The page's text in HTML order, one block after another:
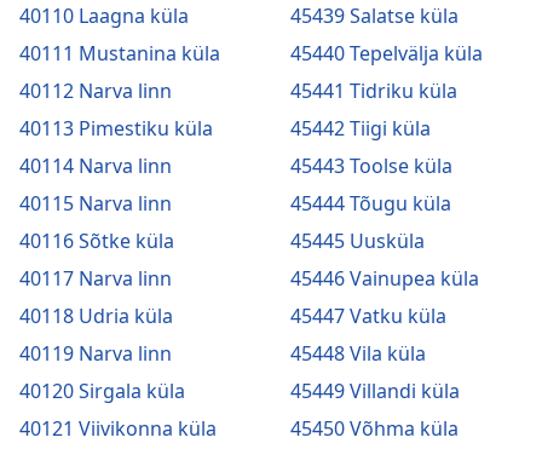
40110 Laagna küla
40111 Mustanina küla
40112 Narva linn
40113 Pimestiku küla
40114 Narva linn
40115 Narva linn
40116 Sõtke küla
40117 Narva linn
40118 Udria küla
40119 Narva linn
40120 Sirgala küla
40121 Viivikonna küla
45439 Salatse küla
45440 Tepelvälja küla
45441 Tidriku küla
45442 Tiigi küla
45443 Toolse küla
45444 Tõugu küla
45445 Uusküla
45446 Vainupea küla
45447 Vatku küla
45448 Vila küla
45449 Villandi küla
45450 Võhma küla